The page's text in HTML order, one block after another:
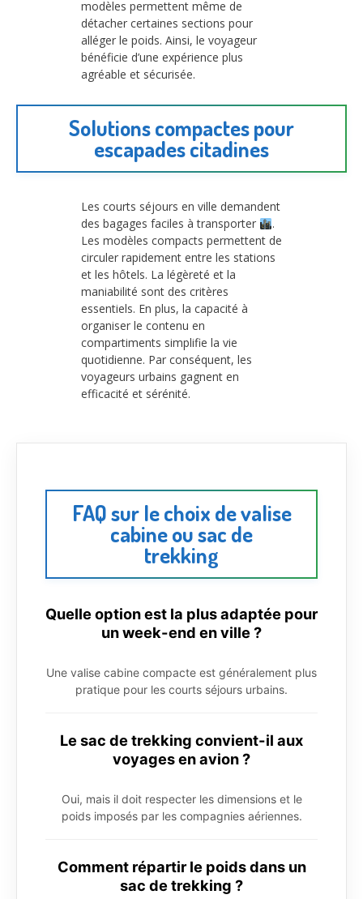
modèles permettent même de
détacher certaines sections pour
alléger le poids. Ainsi, le voyageur
bénéficie d’une expérience plus
agréable et sécurisée.
Solutions compactes pour
escapades citadines
Les courts séjours en ville demandent
des bagages faciles à transporter
.
Les modèles compacts permettent de
circuler rapidement entre les stations
et les hôtels. La légèreté et la
maniabilité sont des critères
essentiels. En plus, la capacité à
organiser le contenu en
compartiments simplifie la vie
quotidienne. Par conséquent, les
voyageurs urbains gagnent en
efficacité et sérénité.
FAQ sur le choix de valise
cabine ou sac de
trekking
Quelle option est la plus adaptée pour
un week-end en ville ?
Une valise cabine compacte est généralement plus
pratique pour les courts séjours urbains.
Le sac de trekking convient-il aux
voyages en avion ?
Oui, mais il doit respecter les dimensions et le
poids imposés par les compagnies aériennes.
Comment répartir le poids dans un
sac de trekking ?